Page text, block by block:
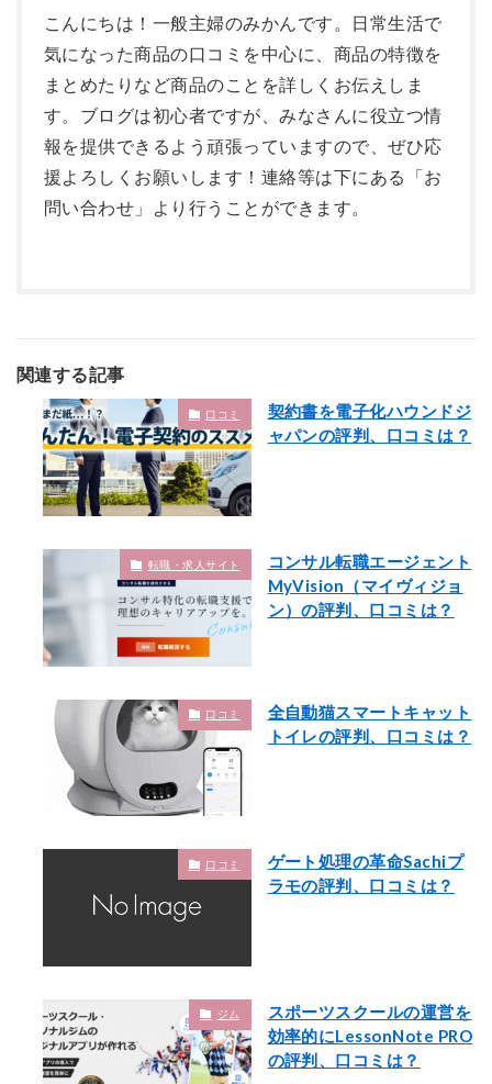
こんにちは！一般主婦のみかんです。日常生活で
気になった商品の口コミを中心に、商品の特徴を
まとめたりなど商品のことを詳しくお伝えしま
す。ブログは初心者ですが、みなさんに役立つ情
報を提供できるよう頑張っていますので、ぜひ応
援よろしくお願いします！連絡等は下にある「お
問い合わせ」より行うことができます。
関連する記事
口コミ
契約書を電子化ハウンドジ
ャパンの評判、口コミは？
転職・求人サイト
コンサル転職エージェント
MyVision（マイヴィジョ
ン）の評判、口コミは？
口コミ
全自動猫スマートキャット
トイレの評判、口コミは？
口コミ
ゲート処理の革命Sachiプ
ラモの評判、口コミは？
ジム
スポーツスクールの運営を
効率的にLessonNote PRO
の評判、口コミは？